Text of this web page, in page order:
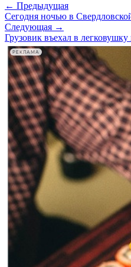
← Предыдущая
Сегодня ночью в
Следующая →
Грузовик въехал в
РЕКЛАМА